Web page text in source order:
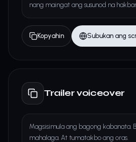
nang maingat ang susunod na
Kopyahin Subukan ang
Trailer voiceover
Magsisimula ang bagong kabanata.
mahalaga. At tumatakbo ang oras.